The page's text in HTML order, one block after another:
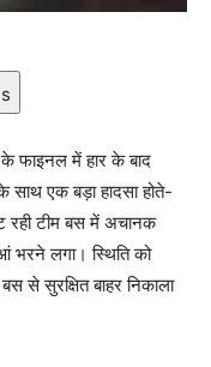
फाइनल में हार के बाद
साथ एक बड़ा हादसा होते-
रही टीम बस में अचानक
भरने लगा। स्थिति को
से सुरक्षित बाहर निकाला